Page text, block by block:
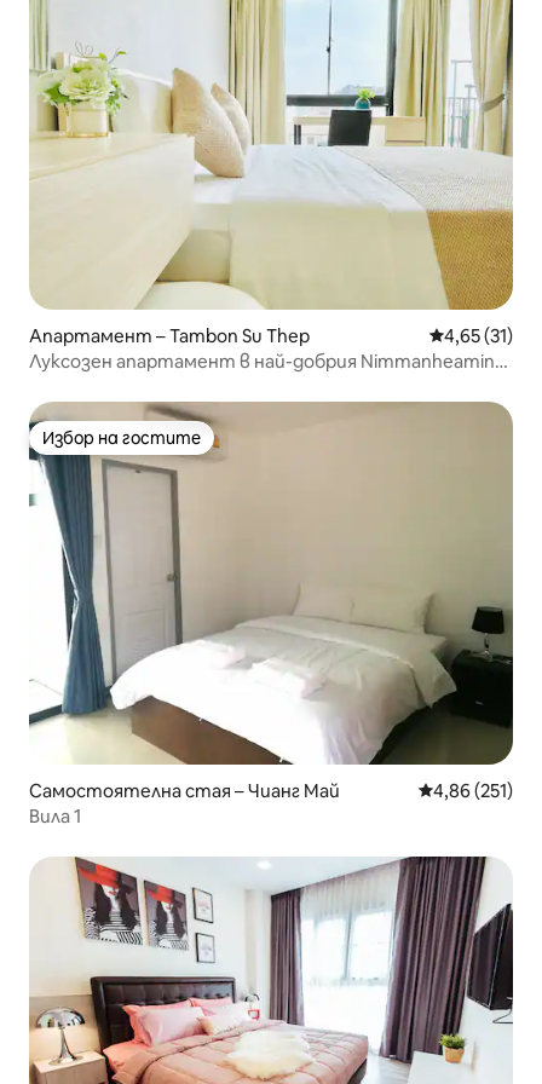
Апартамент – Tambon Su Thep Средна
4,65 (31)
Луксозен апартамент в най-добрия Nimmanheamin
Избор на гостите
Избор на гостите
Самостоятелна стая – Чианг Май Средна
4,86 (251)
Вила 1